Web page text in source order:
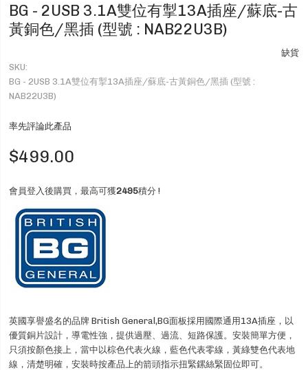
BG - 2USB 3.1A雙位有掣13A插座/蘇底-古
黃銅色/黑插 (型號 : NAB22U3B)
缺貨
SKU
BG - 2USB 3.1A雙位有掣13A插座/蘇底-古黃銅色/黑插 (型號 :
NAB22U3B)
率先評論此產品
$499.00
會員登入後購買，最高可獲2495積分 !
英國享譽盛名的品牌 British General,BG面板採用國際通用13A插座，以
優質銅片設計，導電性強，提供過壓、過流、短路保護。安裝簡單方便，
只須按顏色接上，當中以棕色代表火線，藍色代表零線，黃綠雙色代表地
線，清楚明確，安裝時按產品上的箭頭指示扭緊鏍絲緊固位即可。